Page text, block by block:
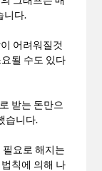
니다.
어려워질것
될 수도 있다
받는 돈만으
습니다.
요로 해지는
칙에 의해 나